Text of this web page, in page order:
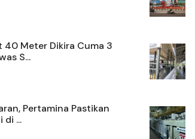
40 Meter Dikira Cuma 3
S...
Pertamina Pastikan
di ...